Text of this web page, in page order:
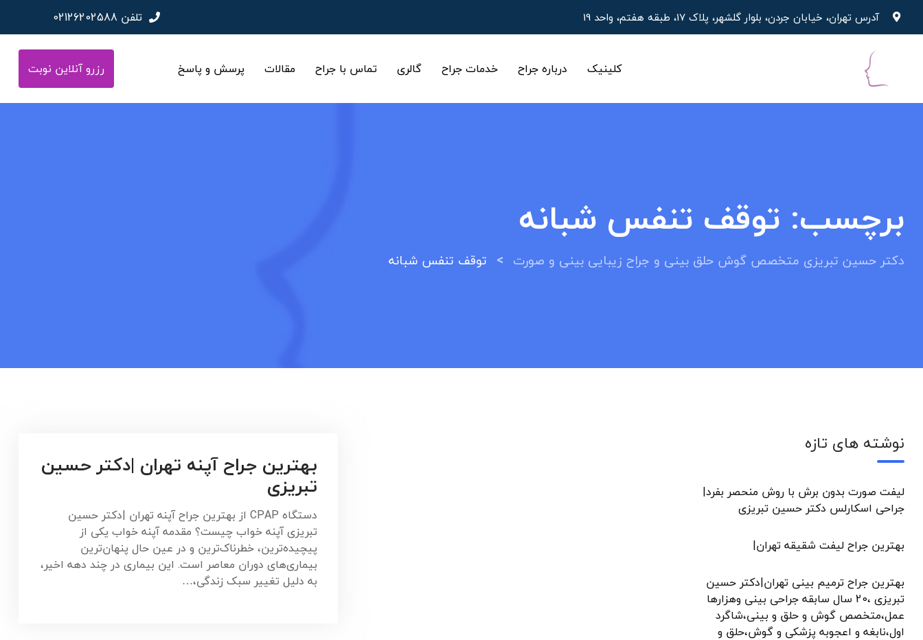
آدرس تهران، خیابان جردن، بلوار گلشهر، پلاک 17، طبقه هفتم، واحد 19 تلفن 02126202588
کلینیک درباره جراح خدمات جراح گالری تماس با جراح مقالات پرسش و پاسخ رزرو آنلاین نوبت
برچسب: توقف تنفس شبانه
دکتر حسین تبریزی متخصص گوش حلق بینی و جراح زیبایی بینی و صورت > توقف تنفس شبانه
نوشته های تازه
لیفت صورت بدون برش با روش منحصر بفرد|
جراحی اسکارلس دکتر حسین تبریزی
بهترین جراح لیفت شقیقه تهران|
بهترین جراح ترمیم بینی تهران|دکتر حسین
تبریزی ،20 سال سابقه جراحی بینی وهزارها
عمل،متخصص گوش و حلق و بینی،شاگرد
اول،نابغه و اعجوبه پزشکی و گوش،حلق و
بهترین جراح آپنه تهران |دکتر حسین
تبریزی
دستگاه CPAP از بهترین جراح آپنه تهران |دکتر حسین
تبریزی آپنه خواب چیست؟ مقدمه‌ آپنه خواب یکی از
پیچیده‌ترین، خطرناک‌ترین و در عین حال پنهان‌ترین
بیماری‌های دوران معاصر است. این بیماری در چند دهه اخیر،
به دلیل تغییر سبک زندگی،…